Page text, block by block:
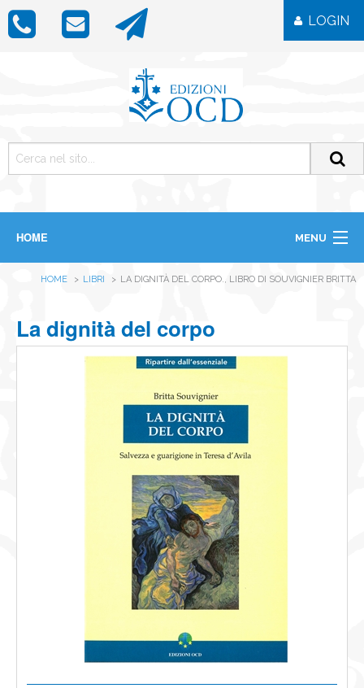
LOGIN
HOME MENU
ICONE
IMMAGINI
HOME LIBRI LA DIGNITÀ DEL CORPO., LIBRO DI SOUVIGNIER BRITTA
La dignità del corpo